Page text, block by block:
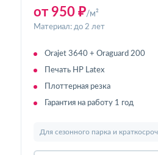
от 950 ₽/м²
Материал: до 2 лет
Orajet 3640 + Oraguard 200
Печать HP Latex
Плоттерная резка
Гарантия на работу 1 год
Для сезонного парка и